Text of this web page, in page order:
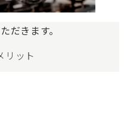
だきます。
リット